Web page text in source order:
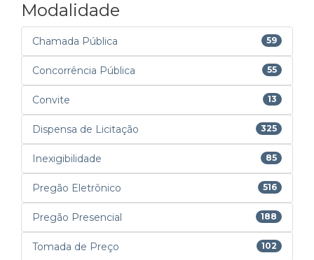
Modalidade
Chamada Pública 59
Concorrência Pública 55
Convite 13
Dispensa de Licitação 325
Inexigibilidade 85
Pregão Eletrônico 516
Pregão Presencial 188
Tomada de Preço 102